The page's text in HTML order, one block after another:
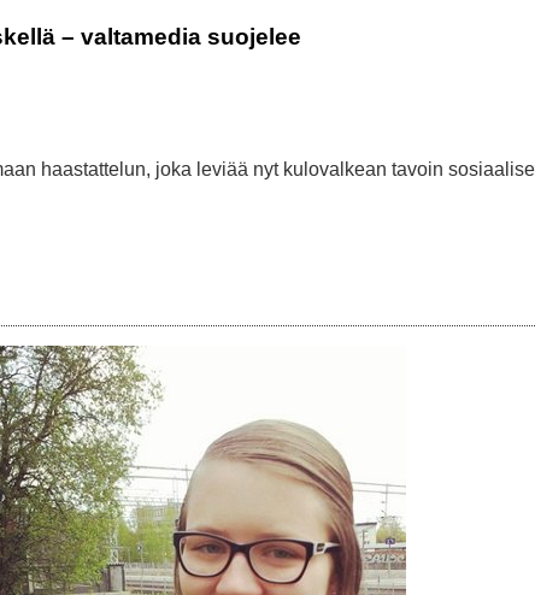
– valtamedia suojelee
haastattelun, joka leviää nyt kulovalkean tavoin